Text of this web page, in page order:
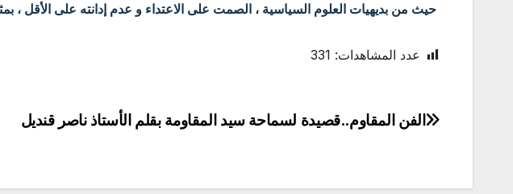
حيث من بديهيات العلوم السياسية ، الصمت على الاعتداء و عدم إدانته على الأقل ،
عدد المشاهدات: 331
تصفّح
الفن المقاوم..قصيدة لسماحة سيد المقاومة بقلم الأستاذ ناصر قنديل